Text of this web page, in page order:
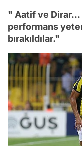
" Aatif ve
performans
bırakıldılar."